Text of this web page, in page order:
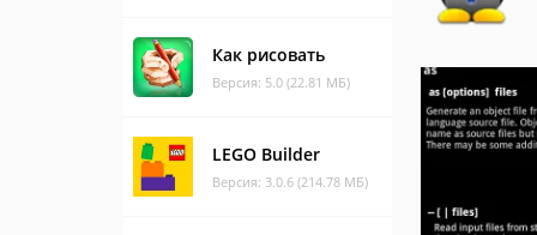
Как рисовать
Версия: 5.0 (22.81 МБ)
LEGO Builder
Версия: 3.0.6 (214.78 МБ)